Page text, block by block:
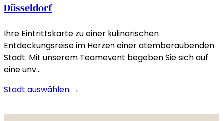
Düsseldorf
Ihre Eintrittskarte zu einer kulinarischen
Entdeckungsreise im Herzen einer atemberaubenden
Stadt. Mit unserem Teamevent begeben Sie sich auf
eine unv…
Stadt auswählen →